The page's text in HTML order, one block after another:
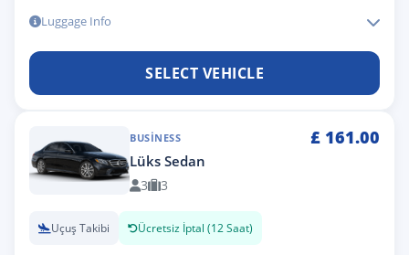
Luggage Info
SELECT VEHICLE
BUSINESS £ 161.00
Lüks Sedan
3 3
Uçuş Takibi Ücretsiz İptal (12 Saat)